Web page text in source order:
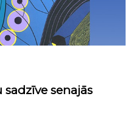
senajās